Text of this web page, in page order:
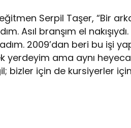
Serpil Taşer, “Bir
Asıl branşım el
2009’dan beri bu işi
yerdeyim ama aynı
bizler için de kursiyerler